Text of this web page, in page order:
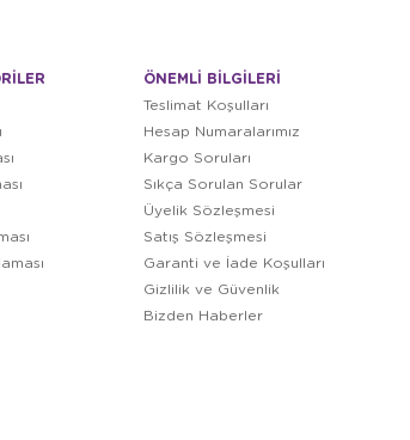
ÖNEMLİ BİLGİLERİ
Teslimat Koşulları
Hesap Numaralarımız
Kargo Soruları
Sıkça Sorulan Sorular
Üyelik Sözleşmesi
Satış Sözleşmesi
Garanti ve İade Koşulları
Gizlilik ve Güvenlik
Bizden Haberler